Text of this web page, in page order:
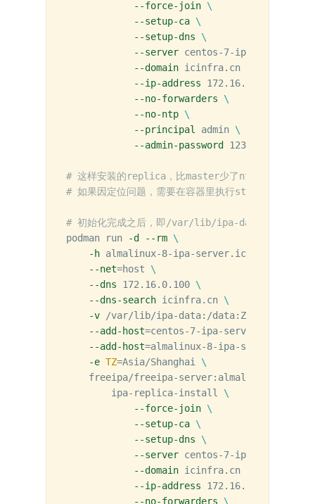
--force-join \
--setup-ca \
--setup-dns
\
--server centos-7-ipa-
--domain icinfra.cn
--ip-address 172.16.0.101
--no-forwarders
\
--no-ntp \
--principal
admin \
--admin-password 12345678
# 这样安装的replica，比master少了ntpd server。看
# 如果因定位问题，需要在容器里执行strace，则在
# 初始化完成之后，即/var/lib/ipa-data目录已经
podman run
-d --rm \
-h almalinux-8-ipa-server.icinfra.cn
--net=host \
--dns 172.16.0.100 \
--dns-search icinfra.cn \
-v /var/lib/ipa-data:/data:Z
--add-host=centos-7-ipa-
--add-host=almalinux-8-ipa-
-e TZ=Asia/Shanghai \
    freeipa/freeipa-server:almalinux-8
        ipa-replica-install
\
--force-join \
--setup-ca \
--setup-dns
\
--server centos-7-ipa-
--domain icinfra.cn
--ip-address 172.16.0.101
--no-forwarders
\